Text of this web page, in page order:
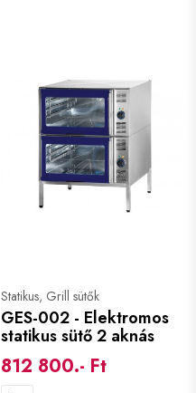
Statikus, Grill sütők
GES-002 - Elektromos
statikus sütő 2 aknás
812 800.- Ft